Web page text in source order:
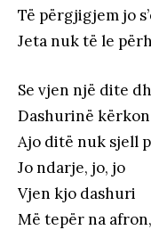
Të përgjigjem jo
Jeta nuk të le
Se vjen një dite
Dashurinë kërkon
Ajo ditë nuk sjell
Jo ndarje, jo, jo
Vjen kjo dashuri
Më tepër na afron,